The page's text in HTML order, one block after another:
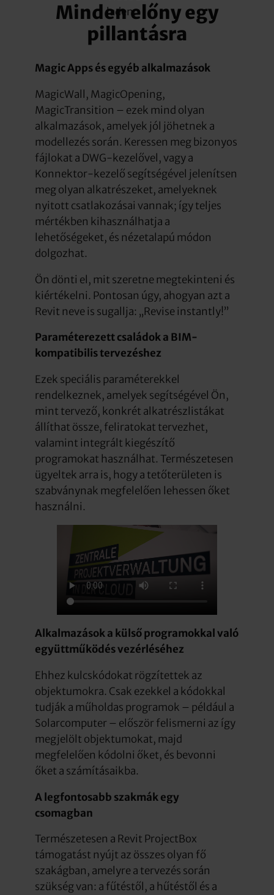
laden.
Minden előny egy
pillantásra
Magic Apps és egyéb alkalmazások
MagicWall, MagicOpening,
MagicTransition – ezek mind olyan
alkalmazások, amelyek jól jöhetnek a
modellezés során. Keressen meg bizonyos
fájlokat a DWG-kezelővel, vagy a
Konnektor-kezelő segítségével jelenítsen
meg olyan alkatrészeket, amelyeknek
nyitott csatlakozásai vannak; így teljes
mértékben kihasználhatja a
lehetőségeket, és nézetalapú módon
dolgozhat.
Ön dönti el, mit szeretne megtekinteni és
kiértékelni. Pontosan úgy, ahogyan azt a
Revit neve is sugallja: „Revise instantly!”
Paraméterezett családok a BIM-
kompatibilis tervezéshez
Ezek speciális paraméterekkel
rendelkeznek, amelyek segítségével Ön,
mint tervező, konkrét alkatrészlistákat
állíthat össze, feliratokat tervezhet,
valamint integrált kiegészítő
programokat használhat. Természetesen
ügyeltek arra is, hogy a tetőterületen is
szabványnak megfelelően lehessen őket
használni.
Alkalmazások a külső programokkal való
együttműködés vezérléséhez
Ehhez kulcskódokat rögzítettek az
objektumokra. Csak ezekkel a kódokkal
tudják a műholdas programok – például a
Solarcomputer – először felismerni az így
megjelölt objektumokat, majd
megfelelően kódolni őket, és bevonni
őket a számításaikba.
A legfontosabb szakmák egy
csomagban
Természetesen a Revit ProjectBox
támogatást nyújt az összes olyan fő
szakágban, amelyre a tervezés során
szükség van: a fűtéstől, a hűtéstől és a